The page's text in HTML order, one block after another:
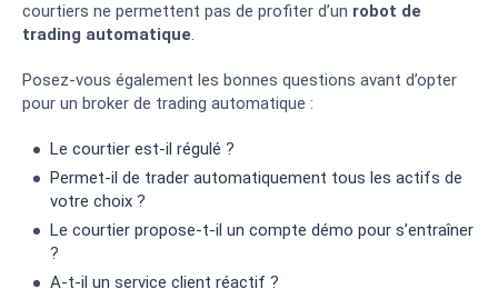
courtiers ne permettent pas de profiter d’un robot de
trading automatique.
Posez-vous également les bonnes questions avant d’opter
pour un broker de trading automatique :
Le courtier est-il régulé ?
Permet-il de trader automatiquement tous les actifs de
votre choix ?
Le courtier propose-t-il un compte démo pour s’entraîner
?
A-t-il un service client réactif ?